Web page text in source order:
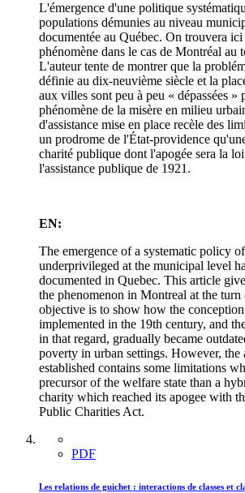
L'émergence d'une politique
populations démunies au niveau
documentée au Québec. On trouvera
phénomène dans le cas de Montréal au
L'auteur tente de montrer que la
définie au dix-neuvième siècle et la
aux villes sont peu à peu « dépassées »
phénomène de la misère en milieu
d'assistance mise en place recèle des
un prodrome de l'État-providence
charité publique dont l'apogée sera la
l'assistance publique de 1921.
EN:
The emergence of a systematic policy
underprivileged at the municipal level
documented in Quebec. This article
the phenomenon in Montreal at the
objective is to show how the conception
implemented in the 19th century, and
in that regard, gradually became
poverty in urban settings. However, the
established contains some limitations
precursor of the welfare state than a
charity which reached its apogee with
Public Charities Act.
PDF
Les relations de guichet : interactions de classes et